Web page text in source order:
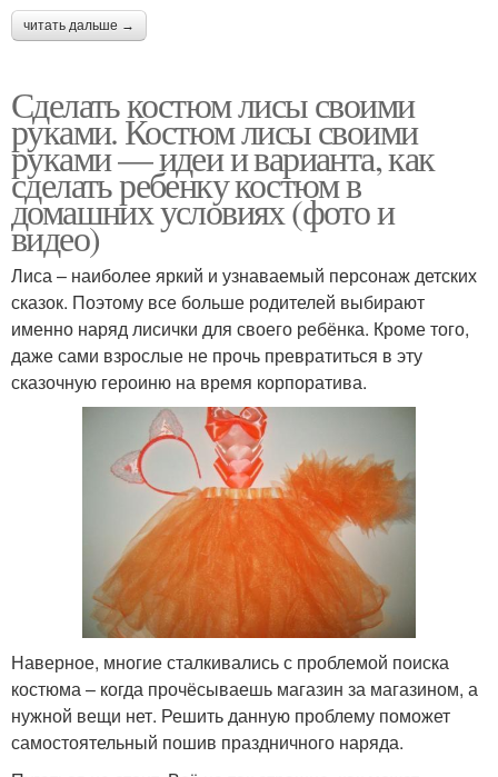
читать дальше →
Сделать костюм лисы своими
руками. Костюм лисы своими
руками — идеи и варианта, как
сделать ребенку костюм в
домашних условиях (фото и
видео)
Лиса – наиболее яркий и узнаваемый персонаж детских
сказок. Поэтому все больше родителей выбирают
именно наряд лисички для своего ребёнка. Кроме того,
даже сами взрослые не прочь превратиться в эту
сказочную героиню на время корпоратива.
Наверное, многие сталкивались с проблемой поиска
костюма – когда прочёсываешь магазин за магазином, а
нужной вещи нет. Решить данную проблему поможет
самостоятельный пошив праздничного наряда.